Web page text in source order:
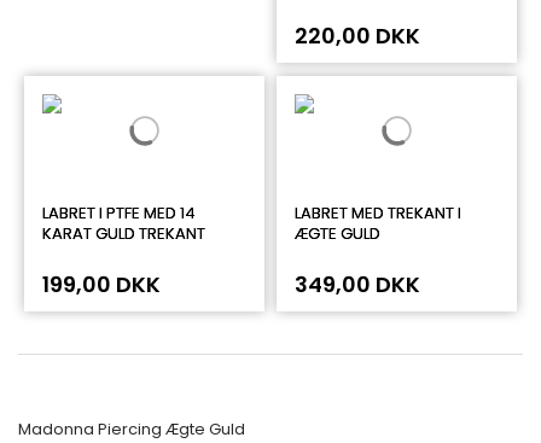
220,00 DKK
LABRET I PTFE MED 14
KARAT GULD TREKANT
199,00 DKK
LABRET MED TREKANT I
ÆGTE GULD
349,00 DKK
Madonna Piercing Ægte Guld